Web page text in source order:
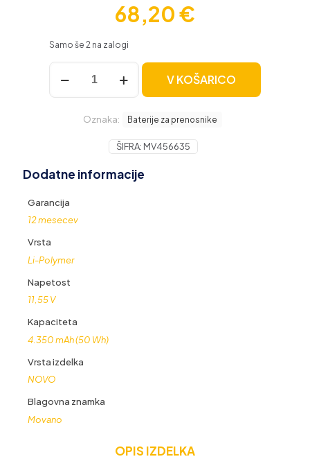
68,20€
Samo še 2 na zalogi
Baterija
Lenovo
T14
/
Gen2,
4350
količina
V KOŠARICO
Oznaka: Baterije za prenosnike
ŠIFRA: MV456635
Dodatne informacije
Garancija
12 mesecev
Vrsta
Li-Polymer
Napetost
11,55 V
Kapaciteta
4.350 mAh (50 Wh)
Vrsta izdelka
NOVO
Blagovna znamka
Movano
OPIS IZDELKA